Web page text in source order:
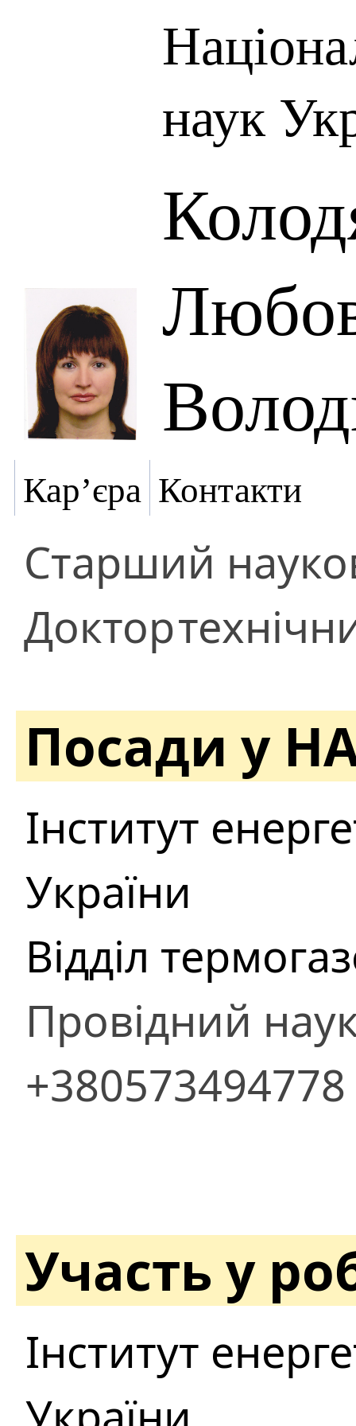
наук
Кар’єра Контакти
Старший
Доктор
Посади у
Інститут
України
Відділ
Провідний
+380573494778
Участь у
Інститут